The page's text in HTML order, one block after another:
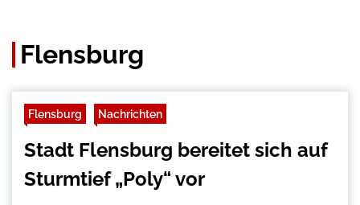
Flensburg
Flensburg Nachrichten
Stadt Flensburg bereitet sich auf
Sturmtief „Poly“ vor